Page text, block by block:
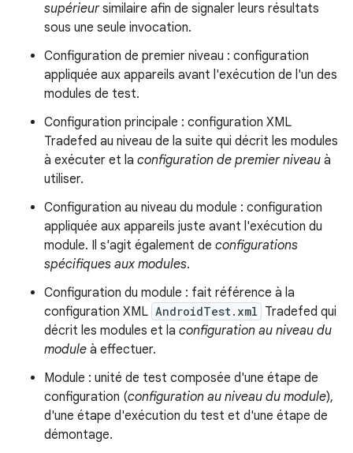
supérieursimilaire afin de signaler leurs résultats
sous une seule invocation.
Configuration de premier niveau : configuration
appliquée aux appareils avant l'exécution de l'un des
modules de test.
Configuration principale : configuration XML
Tradefed au niveau de la suite qui décrit les modules
à exécuter et la configuration de premier niveau à
utiliser.
Configuration au niveau du module : configuration
appliquée aux appareils juste avant l'exécution du
module. Il s'agit également de configurations
spécifiques aux modules.
Configuration du module : fait référence à la
configuration XML AndroidTest.xml Tradefed qui
décrit les modules et la configuration au niveau du
module à effectuer.
Module : unité de test composée d'une étape de
configuration (configuration au niveau du module),
d'une étape d'exécution du test et d'une étape de
démontage.